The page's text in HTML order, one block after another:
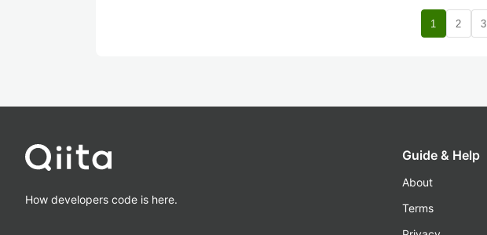
1 2 3
How developers code is here.
Guide & Help
About
Terms